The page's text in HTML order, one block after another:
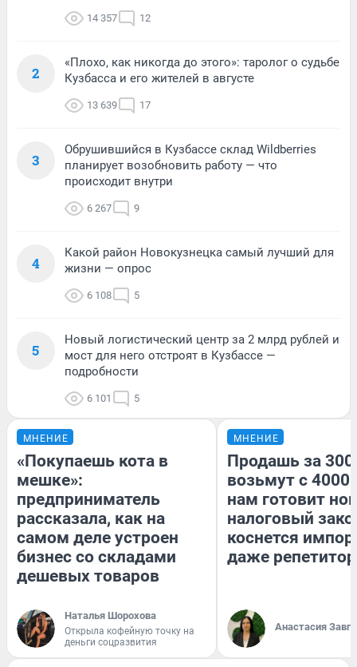
14 357 12
2
«Плохо, как никогда до этого»: таролог о судьбе
Кузбасса и его жителей в августе
13 639 17
3
Обрушившийся в Кузбассе склад Wildberries
планирует возобновить работу — что
происходит внутри
6 267 9
4
Какой район Новокузнецка самый лучший для
жизни — опрос
6 108 5
5
Новый логистический центр за 2 млрд рублей и
мост для него отстроят в Кузбассе —
подробности
6 101 5
МНЕНИЕ
«Покупаешь кота в
мешке»:
предприниматель
рассказала, как на
самом деле устроен
бизнес со складами
дешевых товаров
Наталья Шорохова
Открыла кофейную точку на
деньги соцразвития
МНЕНИЕ
Продашь за
возьмут с
нам готовит
налоговый
коснется
даже
Анастасия